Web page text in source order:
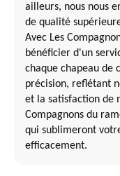
ailleurs, nous nous
de qualité
Avec Les
bénéficier d'un
chaque chapeau de
précision, reflétant
et la satisfaction de
Compagnons du
qui sublimeront
efficacement.